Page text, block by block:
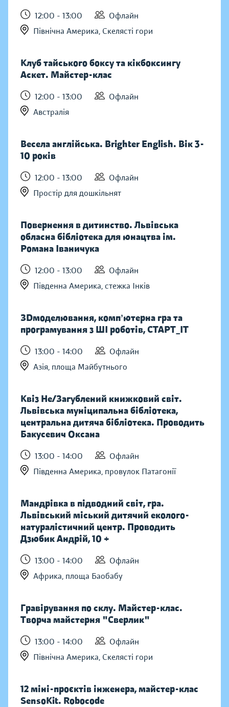
12:00 - 13:00
Офлайн
Північна Америка, Скелясті гори
Клуб тайського боксу та кікбоксингу
Аскет. Майстер-клас
12:00 - 13:00
Офлайн
Австралія
Весела англійська. Brighter English. Вік 3-
10 років
12:00 - 13:00
Офлайн
Простір для дошкільнят
Повернення в дитинство. Львівська
обласна бібліотека для юнацтва ім.
Романа Іваничука
12:00 - 13:00
Офлайн
Південна Америка, стежка Інків
ЗDмоделювання, компʼютерна гра та
програмування з ШІ роботів, СТАРТ_ІТ
13:00 - 14:00
Офлайн
Азія, площа Майбутнього
Квіз Не/Загублений книжковий світ.
Львівська муніципальна бібліотека,
центральна дитяча бібліотека. Проводить
Бакусевич Оксана
13:00 - 14:00
Офлайн
Південна Америка, провулок Патагонії
Мандрівка в підводний світ, гра.
Львівський міський дитячий еколого-
натуралістичний центр. Проводить
Дзюбик Андрій, 10 +
13:00 - 14:00
Офлайн
Африка, площа Баобабу
Гравірування по склу. Майстер-клас.
Творча майстерня "Сверлик"
13:00 - 14:00
Офлайн
Північна Америка, Скелясті гори
12 міні-проєктів інженера, майстер-клас
SensoKit. Robocode